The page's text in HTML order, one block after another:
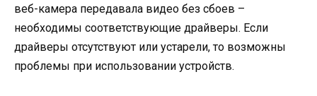
веб-камера передавала видео без сбоев –
необходимы соответствующие драйверы. Если
драйверы отсутствуют или устарели, то возможны
проблемы при использовании устройств.